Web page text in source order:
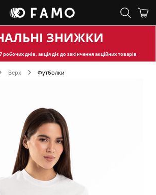
ЗНИЖКИ
робочих днів, акція діє до закінчення акційних товарів
Верх Футболки